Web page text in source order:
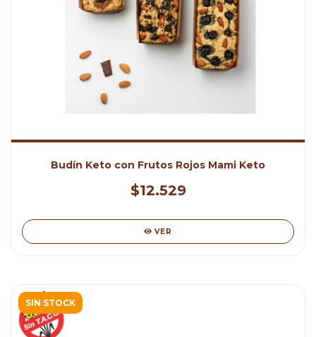
Budín Keto con Frutos Rojos Mami Keto
$12.529
VER
SIN STOCK